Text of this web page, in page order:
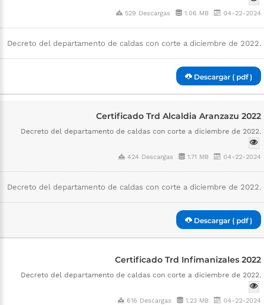
529 Descargas 1.06 MB 04-22-2024
Decreto del departamento de caldas con corte a diciembre de 2022.
Descargar ( pdf )
Certificado Trd Alcaldia Aranzazu 2022
Decreto del departamento de caldas con corte a diciembre de 2022.
424 Descargas 1.71 MB 04-22-2024
Decreto del departamento de caldas con corte a diciembre de 2022.
Descargar ( pdf )
Certificado Trd Infimanizales 2022
Decreto del departamento de caldas con corte a diciembre de 2022.
616 Descargas 1.23 MB 04-22-2024